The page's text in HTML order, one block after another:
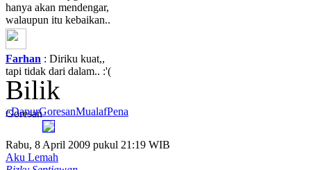
hanya akan mendengar,
walaupun itu kebaikan..
Farhan : Diriku kuat,,
tapi tidak dari dalam.. :'(
Bilik
«DapurGoresanMualafPena
Goresan
Rabu, 8 April 2009 pukul 21:19 WIB
Aku Lemah